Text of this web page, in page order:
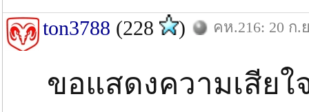
ton3788 (228 ) คห.216: 20 ก.
ขอแสดงความเสียใ